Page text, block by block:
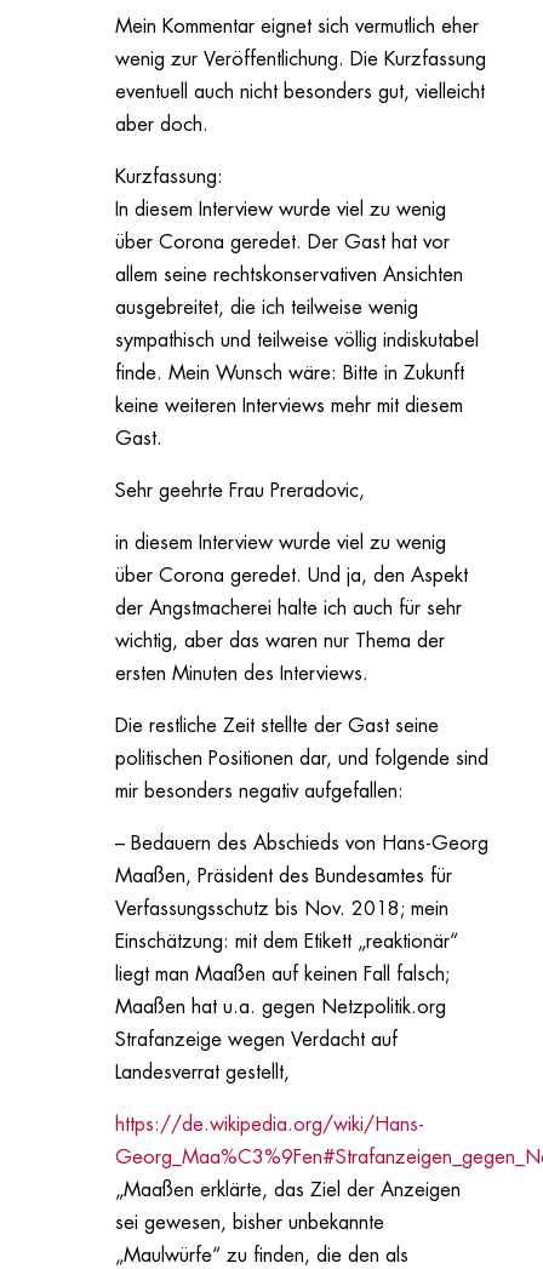
Mein Kommentar eignet sich vermutlich eher
wenig zur Veröffentlichung. Die Kurzfassung
eventuell auch nicht besonders gut, vielleicht
aber doch.
Kurzfassung:
In diesem Interview wurde viel zu wenig
über Corona geredet. Der Gast hat vor
allem seine rechtskonservativen Ansichten
ausgebreitet, die ich teilweise wenig
sympathisch und teilweise völlig indiskutabel
finde. Mein Wunsch wäre: Bitte in Zukunft
keine weiteren Interviews mehr mit diesem
Gast.
Sehr geehrte Frau Preradovic,
in diesem Interview wurde viel zu wenig
über Corona geredet. Und ja, den Aspekt
der Angstmacherei halte ich auch für sehr
wichtig, aber das waren nur Thema der
ersten Minuten des Interviews.
Die restliche Zeit stellte der Gast seine
politischen Positionen dar, und folgende sind
mir besonders negativ aufgefallen:
– Bedauern des Abschieds von Hans-Georg
Maaßen, Präsident des Bundesamtes für
Verfassungsschutz bis Nov. 2018; mein
Einschätzung: mit dem Etikett „reaktionär“
liegt man Maaßen auf keinen Fall falsch;
Maaßen hat u.a. gegen Netzpolitik.org
Strafanzeige wegen Verdacht auf
Landesverrat gestellt,
https://de.wikipedia.org/wiki/Hans-
„Maaßen erklärte, das Ziel der Anzeigen
sei gewesen, bisher unbekannte
„Maulwürfe“ zu finden, die den als